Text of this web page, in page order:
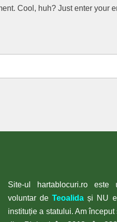
Cool, huh? Just enter your
Site-ul hartablocuri.ro
voluntar deTeoalida și NU
instituție a statului. Am